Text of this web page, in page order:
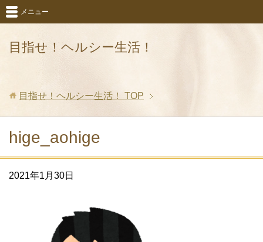
目指せ！ヘルシー生活！
メニュー
目指せ！ヘルシー生活！ TOP
hige_aohige
2021年1月30日